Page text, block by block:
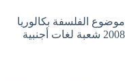
موضوع الفلسفة بكالوريا
2008 شعبة لغات أجنبية